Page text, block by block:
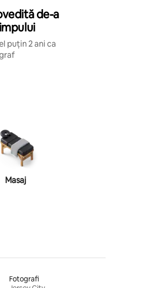
de-a
puțin 2 ani ca
Masaj
Fotografi